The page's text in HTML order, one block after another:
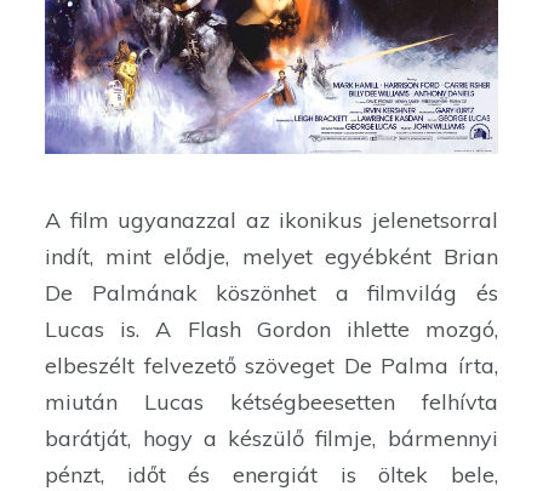
A film ugyanazzal az ikonikus jelenetsorral
indít, mint elődje, melyet egyébként Brian
De Palmának köszönhet a filmvilág és
Lucas is. A Flash Gordon ihlette mozgó,
elbeszélt felvezető szöveget De Palma írta,
miután Lucas kétségbeesetten felhívta
barátját, hogy a készülő filmje, bármennyi
pénzt, időt és energiát is öltek bele,